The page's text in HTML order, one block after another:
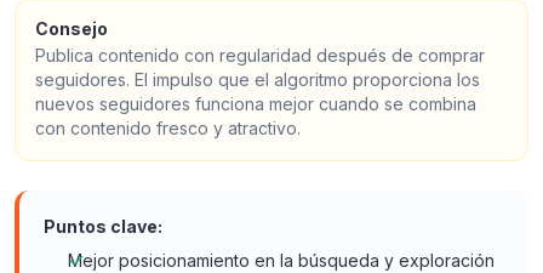
Consejo
Publica contenido con regularidad después de comprar
seguidores. El impulso que el algoritmo proporciona los
nuevos seguidores funciona mejor cuando se combina
con contenido fresco y atractivo.
Puntos clave:
Mejor posicionamiento en la búsqueda y exploración